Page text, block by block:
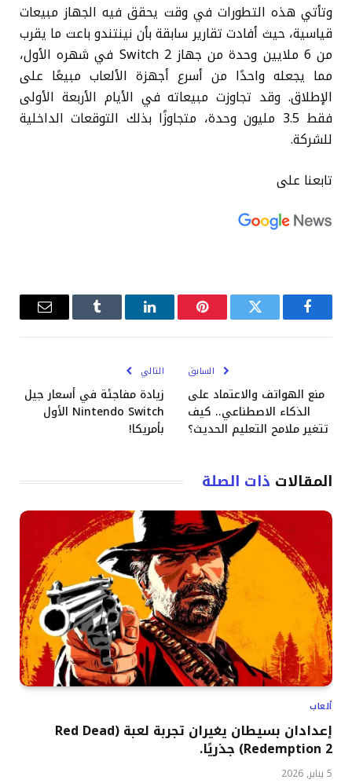
وتأتي هذه التطورات في وقت يحقق فيه الجهاز مبيعات
قياسية، حيث أفادت تقارير سابقة بأن نينتندو باعت ما يقرب
من 6 ملايين وحدة من جهاز Switch 2 في شهره الأول،
مما يجعله واحدًا من أسرع أجهزة الألعاب مبيعًا على
الإطلاق. وقد تجاوزت مبيعاته في الأيام الأربعة الأولى
فقط 3.5 مليون وحدة، متجاوزًا بذلك التوقعات الداخلية
للشركة.
تابعنا على
فيسبوكتويتر بينتيريستلينكدإن Tumblrالبريد
السابق
منع الهواتف والاعتماد على
الذكاء الاصطناعي.. كيف
تتغير ملامح التعليم الحديث؟
التالي
زيادة مفاجئة في أسعار جيل
Nintendo Switch الأول
بأمريكا!
المقالات ذات الصلة
ألعاب
إعدادان بسيطان يغيران تجربة لعبة (Red Dead
Redemption 2) جذريًا.
5 يناير, 2026